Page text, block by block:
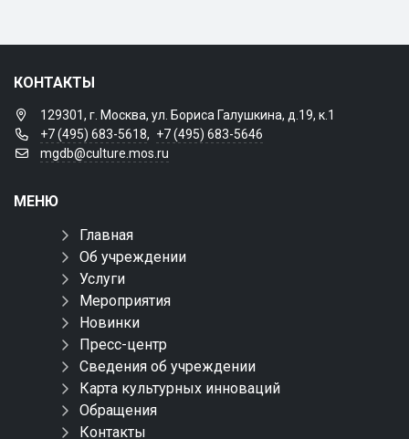
КОНТАКТЫ
129301, г. Москва, ул. Бориса Галушкина, д.19, к.1
+7 (495) 683-5618, +7 (495) 683-5646
mgdb@culture.mos.ru
МЕНЮ
Главная
Об учреждении
Услуги
Мероприятия
Новинки
Пресс-центр
Сведения об учреждении
Карта культурных инноваций
Обращения
Контакты